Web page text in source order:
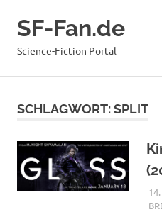
InhaltSF-Fan.de
Science-Fiction Portal
SCHLAGWORT:SPLIT